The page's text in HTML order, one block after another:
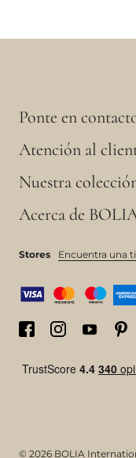
Ponte en
Atención al
Nuestra
Acerca de
© 2026 BOLIA
Stores Encuentra una